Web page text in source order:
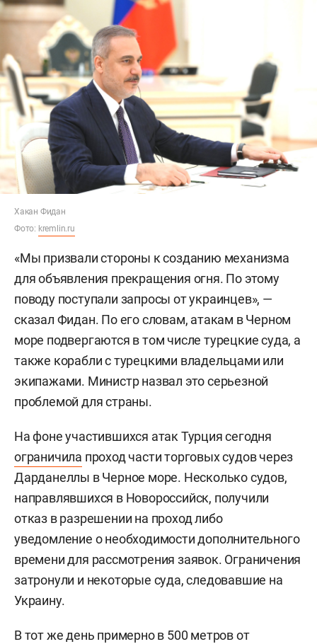
Хакан Фидан
Фото: kremlin.ru
«Мы призвали стороны к созданию механизма
для объявления прекращения огня. По этому
поводу поступали запросы от украинцев», —
сказал Фидан. По его словам, атакам в Черном
море подвергаются в том числе турецкие суда, а
также корабли с турецкими владельцами или
экипажами. Министр назвал это серьезной
проблемой для страны.
На фоне участившихся атак Турция сегодня
ограничила проход части торговых судов через
Дарданеллы в Черное море. Несколько судов,
направлявшихся в Новороссийск, получили
отказ в разрешении на проход либо
уведомление о необходимости дополнительного
времени для рассмотрения заявок. Ограничения
затронули и некоторые суда, следовавшие на
Украину.
В тот же день примерно в 500 метров от